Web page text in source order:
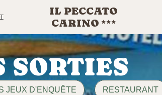
IL PECCATO
CARINO
SORTIES
JEUX D'ENQUÊTE RESTAURANT